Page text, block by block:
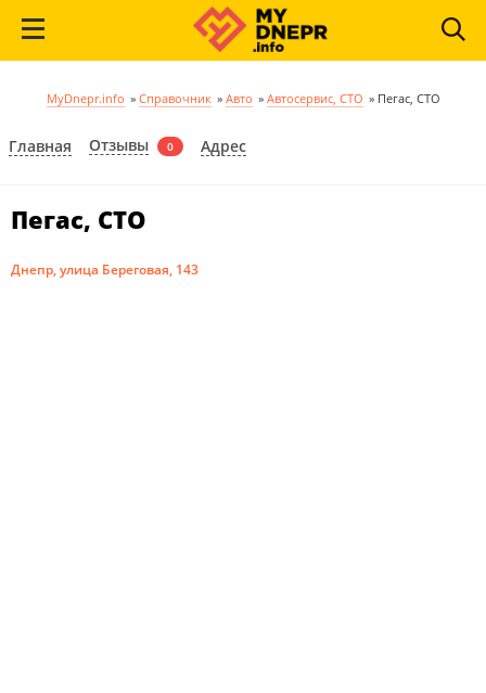
MyDnepr.info » Справочник » Авто » Автосервис, СТО » Пегас, СТО
Главная Отзывы 0 Адрес
Пегас, СТО
Днепр, улица Береговая, 143